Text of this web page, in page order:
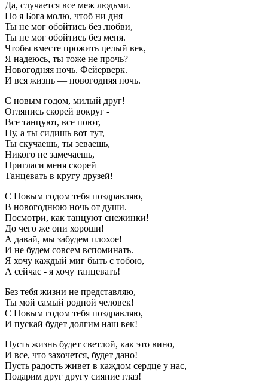
Да, случается все меж людьми.
Но я Бога молю, чтоб ни дня
Ты не мог обойтись без любви,
Ты не мог обойтись без меня.
Чтобы вместе прожить целый век,
Я надеюсь, ты тоже не прочь?
Новогодняя ночь. Фейерверк.
И вся жизнь — новогодняя ночь.
С новым годом, милый друг!
Оглянись скорей вокруг -
Все танцуют, все поют,
Ну, а ты сидишь вот тут,
Ты скучаешь, ты зеваешь,
Никого не замечаешь,
Пригласи меня скорей
Танцевать в кругу друзей!
С Новым годом тебя поздравляю,
В новогоднюю ночь от души.
Посмотри, как танцуют снежинки!
До чего же они хороши!
А давай, мы забудем плохое!
И не будем совсем вспоминать.
Я хочу каждый миг быть с тобою,
А сейчас - я хочу танцевать!
Без тебя жизни не представляю,
Ты мой самый родной человек!
С Новым годом тебя поздравляю,
И пускай будет долгим наш век!
Пусть жизнь будет светлой, как это вино,
И все, что захочется, будет дано!
Пусть радость живет в каждом сердце у нас,
Подарим друг другу сияние глаз!